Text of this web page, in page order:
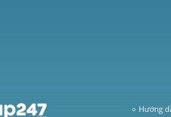
Hướng